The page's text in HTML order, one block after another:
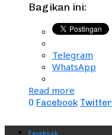
Bagikan ini:
Telegram
WhatsApp
Read more
0 Facebook Twitter
Facebook